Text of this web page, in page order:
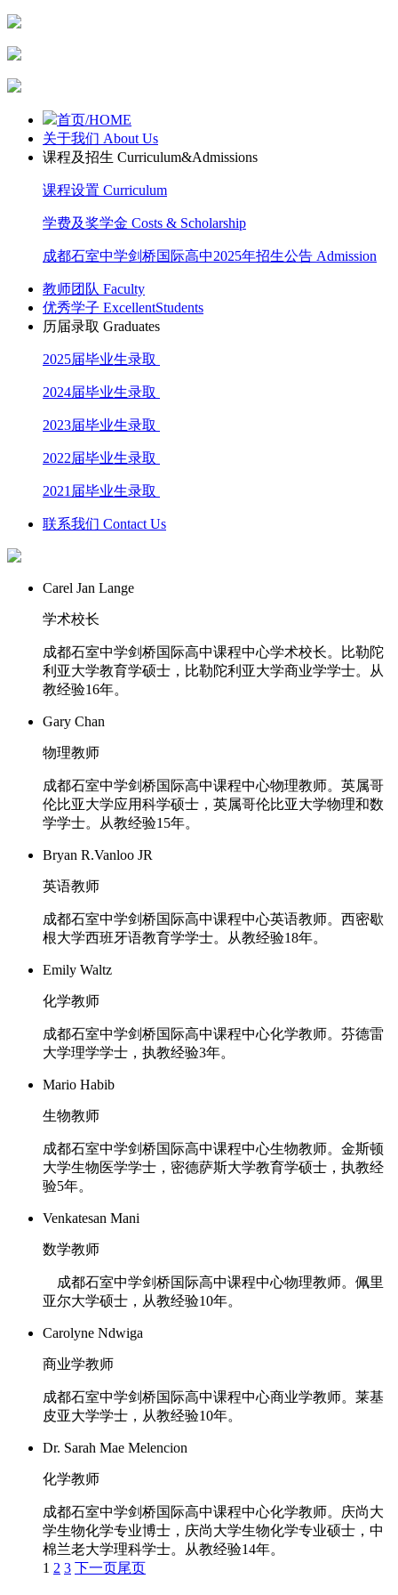
首页/HOME
关于我们 About Us
课程及招生 Curriculum&Admissions
课程设置 Curriculum
学费及奖学金 Costs & Scholarship
成都石室中学剑桥国际高中2025年招生公告 Admission
教师团队 Faculty
优秀学子 ExcellentStudents
历届录取 Graduates
2025届毕业生录取
2024届毕业生录取
2023届毕业生录取
2022届毕业生录取
2021届毕业生录取
联系我们 Contact Us
Carel Jan Lange
学术校长
成都石室中学剑桥国际高中课程中心学术校长。比勒陀
利亚大学教育学硕士，比勒陀利亚大学商业学学士。从
教经验16年。
Gary Chan
物理教师
成都石室中学剑桥国际高中课程中心物理教师。英属哥
伦比亚大学应用科学硕士，英属哥伦比亚大学物理和数
学学士。从教经验15年。
Bryan R.Vanloo JR
英语教师
成都石室中学剑桥国际高中课程中心英语教师。西密歇
根大学西班牙语教育学学士。从教经验18年。
Emily Waltz
化学教师
成都石室中学剑桥国际高中课程中心化学教师。芬德雷
大学理学学士，执教经验3年。
Mario Habib
生物教师
成都石室中学剑桥国际高中课程中心生物教师。金斯顿
大学生物医学学士，密德萨斯大学教育学硕士，执教经
验5年。
Venkatesan Mani
数学教师
成都石室中学剑桥国际高中课程中心物理教师。佩里
亚尔大学硕士，从教经验10年。
Carolyne Ndwiga
商业学教师
成都石室中学剑桥国际高中课程中心商业学教师。莱基
皮亚大学学士，从教经验10年。
Dr. Sarah Mae Melencion
化学教师
成都石室中学剑桥国际高中课程中心化学教师。庆尚大
学生物化学专业博士，庆尚大学生物化学专业硕士，中
棉兰老大学理科学士。从教经验14年。
1 2 3 下一页尾页